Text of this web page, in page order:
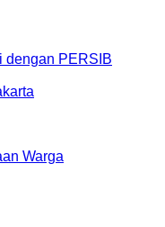
dengan PERSIB
Warga